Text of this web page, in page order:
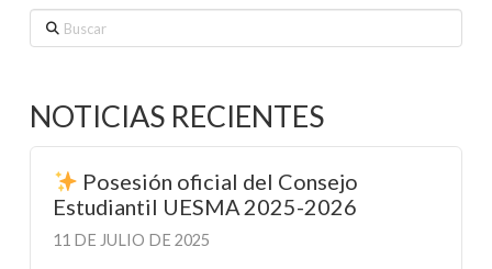
Buscar
NOTICIAS RECIENTES
Posesión oficial del Consejo
Estudiantil UESMA 2025-2026
11 DE JULIO DE 2025